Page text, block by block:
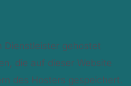
Dienstleister gehostet
die auf dieser Website
des Hosters gespeichert.